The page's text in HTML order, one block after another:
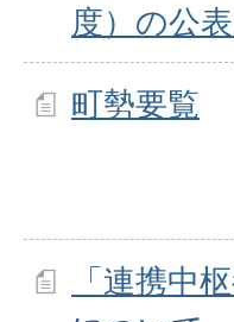
度）の公
町勢要覧
「連携中